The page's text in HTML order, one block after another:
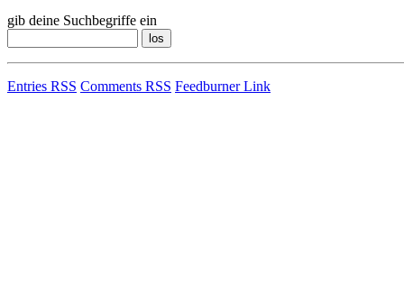
gib deine Suchbegriffe ein
Entries RSS Comments RSS Feedburner Link